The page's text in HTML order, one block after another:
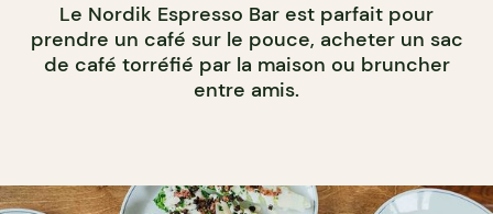
Le Nordik Espresso Bar est parfait pour
prendre un café sur le pouce, acheter un sac
de café torréfié par la maison ou bruncher
entre amis.